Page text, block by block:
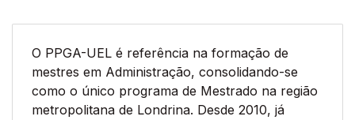
O PPGA-UEL é referência na formação de
mestres em Administração, consolidando-se
como o único programa de Mestrado na região
metropolitana de Londrina. Desde 2010, já